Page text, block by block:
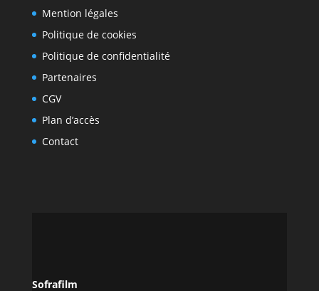
Mention légales
Politique de cookies
Politique de confidentialité
Partenaires
CGV
Plan d’accès
Contact
Sofrafilm